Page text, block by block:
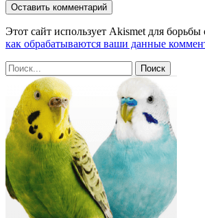
Этот сайт использует Akismet для борьбы
как обрабатываются ваши данные